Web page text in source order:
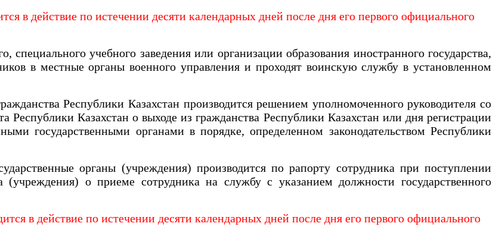
в действие по истечении десяти календарных дней после дня его первого официального
учебного заведения или организации образования иностранного государства,
в местные органы военного управления и проходят воинскую службу в установленном
Республики Казахстан производится решением уполномоченного руководителя со
Республики Казахстан о выходе из гражданства Республики Казахстан или дня регистрации
государственными органами в порядке, определенном законодательством Республики
органы (учреждения) производится по рапорту сотрудника при поступлении
(учреждения) о приеме сотрудника на службу с указанием должности государственного
в действие по истечении десяти календарных дней после дня его первого официального